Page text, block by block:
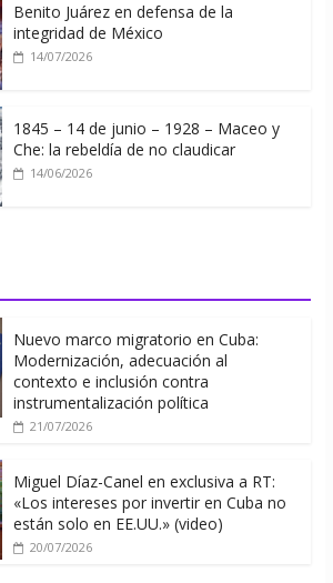
Benito Juárez en defensa de la
integridad de México
14/07/2026
1845 – 14 de junio – 1928 – Maceo y
Che: la rebeldía de no claudicar
14/06/2026
Nuevo marco migratorio en Cuba:
Modernización, adecuación al
contexto e inclusión contra
instrumentalización política
21/07/2026
Miguel Díaz-Canel en exclusiva a RT:
«Los intereses por invertir en Cuba no
están solo en EE.UU.» (video)
20/07/2026